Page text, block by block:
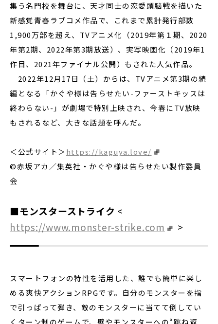
集う名門校を舞台に、天才同士の恋愛頭脳戦を描いた
新感覚青春ラブコメ作品で、これまで累計発行部数
1,900万部を超え、TVアニメ化（2019年第１期、2020
年第2期、2022年第3期放送）、実写映画化（2019年1
作目、2021年ファイナル公開）もされた人気作品。
2022年12月17日（土）からは、TVアニメ第3期の続
編となる「かぐや様は告らせたい-ファーストキッスは
終わらない-」が劇場で特別上映され、今春にTV放映
もされるなど、大きな話題を呼んだ。
＜公式サイト＞https://kaguya.love/
©赤坂アカ／集英社・かぐや様は告らせたい製作委員
会
■モンスターストライク <
https://www.monster-strike.com
>
スマートフォンの特性を活用した、誰でも簡単に楽し
める爽快アクションRPGです。自分のモンスターを指
で引っぱって弾き、敵のモンスターに当てて倒してい